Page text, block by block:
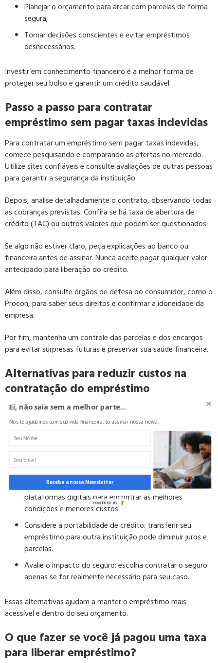
Planejar o orçamento para arcar com parcelas de forma
segura;
Tomar decisões conscientes e evitar empréstimos
desnecessários.
Investir em conhecimento financeiro é a melhor forma de
proteger seu bolso e garantir um crédito saudável.
Passo a passo para contratar
empréstimo sem pagar taxas indevidas
Para contratar um empréstimo sem pagar taxas indevidas,
comece pesquisando e comparando as ofertas no mercado.
Utilize sites confiáveis e consulte avaliações de outras pessoas
para garantir a segurança da instituição.
Depois, analise detalhadamente o contrato, observando todas
as cobranças previstas. Confira se há taxa de abertura de
crédito (TAC) ou outros valores que podem ser questionados.
Se algo não estiver claro, peça explicações ao banco ou
financeira antes de assinar. Nunca aceite pagar qualquer valor
antecipado para liberação do crédito.
Além disso, consulte órgãos de defesa do consumidor, como o
Procon, para saber seus direitos e confirmar a idoneidade da
empresa.
Por fim, mantenha um controle das parcelas e dos encargos
para evitar surpresas futuras e preservar sua saúde financeira.
Alternativas para reduzir custos na
contratação do empréstimo
Para evitar surpresas e diminuir as despesas, veja algumas
estratégias úteis:
Negocie diretamente com a instituição financeira:
pergunte sobre isenção ou redução da taxa de abertura
Compare ofertas antes de fechar negócio:use
plataformas digitais para encontrar as melhores
condições e menores custos.
Considere a portabilidade de crédito: transferir seu
empréstimo para outra instituição pode diminuir juros e
parcelas.
Avalie o impacto do seguro:escolha contratar o seguro
apenas se for realmente necessário para seu caso.
Essas alternativas ajudam a manter o empréstimo mais
acessível e dentro do seu orçamento.
O que fazer se você já pagou uma taxa
para liberar empréstimo?
Ei, não saia sem a melhor parte...
Nós te ajudamos com sua vida financeira. Só assinar nossa news...
Receba a nossa Newsletter